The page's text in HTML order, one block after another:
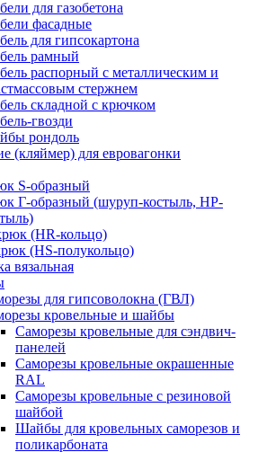
для газобетона
фасадные
для гипсокартона
рамный
распорный с металлическим и
стержнем
складной с крючком
гвозди
рондоль
(кляймер) для евровагонки
S-образный
Г-образный (шуруп-костыль, НР-
(HR-кольцо)
(HS-полукольцо)
вязальная
для гипсоволокна (ГВЛ)
кровельные и шайбы
Саморезы кровельные для сэндвич-
панелей
Саморезы кровельные окрашенные
RAL
Саморезы кровельные с резиновой
шайбой
Шайбы для кровельных саморезов и
поликарбоната